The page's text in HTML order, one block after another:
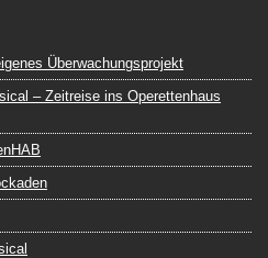
Überwachungsprojekt
– Zeitreise ins Operettenhaus